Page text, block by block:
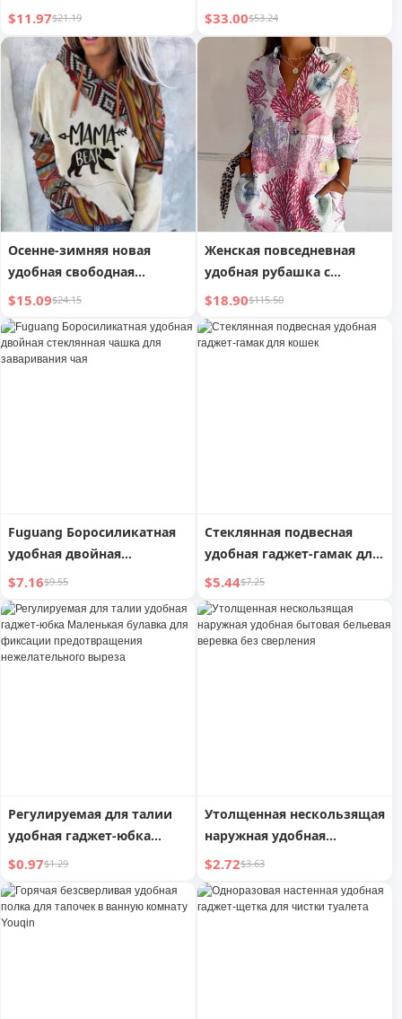
Рубашка с Принтом,
Стройнящая, с Длинным
Рукавом и Сборками
$11.97$21.19
коротким рукавом, летняя
мужская для активного
$33.00$53.24
Осенне-зимняя новая
удобная свободная
повседневная толстовка с
капюшоном на шнурке
$15.09$24.15
Женская повседневная
удобная рубашка с
цветочным принтом
$18.90$115.50
Fuguang Боросиликатная
удобная двойная
стеклянная чашка для
заваривания чая
$7.16$9.55
Стеклянная подвесная
удобная гаджет-гамак для
кошек
$5.44$7.25
Регулируемая для талии
удобная гаджет-юбка
Маленькая булавка для
фиксации
предотвращения
нежелательного выреза
$0.97$1.29
Утолщенная нескользящая
наружная удобная
бытовая бельевая веревка
без сверления
$2.72$3.63